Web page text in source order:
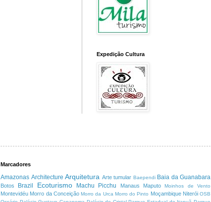
Expedição Cultura
Marcadores
Amazonas Architecture Arquitetura Arte tumular Baependi Baia da Guanabara
Botos Brazil Ecoturismo Machu Picchu Manaus Maputo Moinhos de Vento
Montevidéu Morro da Conceição Morro da Urca Morro do Pinto Moçambique Niterói OSB